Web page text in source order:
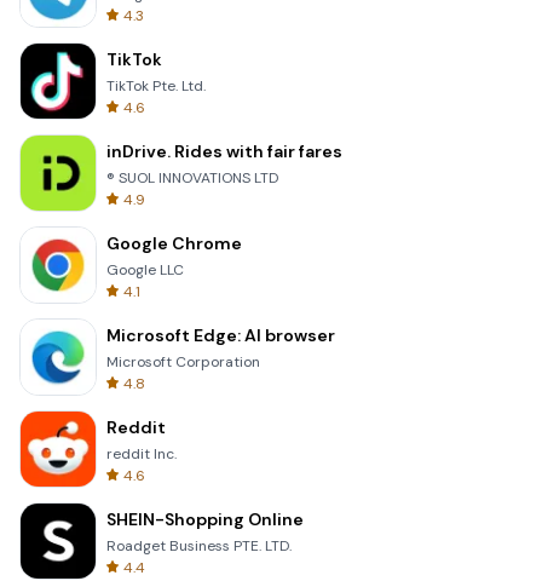
4.3
TikTok
TikTok Pte. Ltd.
4.6
inDrive. Rides with fair fares
® SUOL INNOVATIONS LTD
4.9
Google Chrome
Google LLC
4.1
Microsoft Edge: AI browser
Microsoft Corporation
4.8
Reddit
reddit Inc.
4.6
SHEIN-Shopping Online
Roadget Business PTE. LTD.
4.4